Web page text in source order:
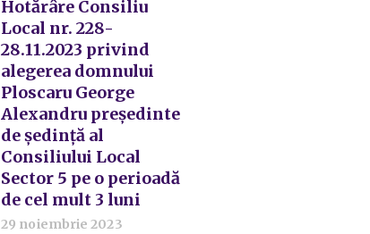
Hotărâre Consiliu
Local nr. 228-
28.11.2023 privind
alegerea domnului
Ploscaru George
Alexandru preşedinte
de şedinţă al
Consiliului Local
Sector 5 pe o perioadă
de cel mult 3 luni
29 noiembrie 2023